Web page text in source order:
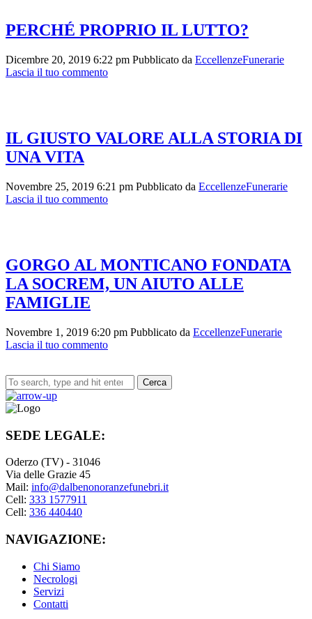
PERCHÉ PROPRIO IL LUTTO?
Dicembre 20, 2019 6:22 pm Pubblicato da EccellenzeFunerarie
Lascia il tuo commento
IL GIUSTO VALORE ALLA STORIA DI
UNA VITA
Novembre 25, 2019 6:21 pm Pubblicato da EccellenzeFunerarie
Lascia il tuo commento
GORGO AL MONTICANO FONDATA
LA SOCREM, UN AIUTO ALLE
FAMIGLIE
Novembre 1, 2019 6:20 pm Pubblicato da EccellenzeFunerarie
Lascia il tuo commento
Cerca
SEDE LEGALE:
Oderzo (TV) - 31046
Via delle Grazie 45
Mail: info@dalbenonoranzefunebri.it
Cell: 333 1577911
Cell: 336 440440
NAVIGAZIONE:
Chi Siamo
Necrologi
Servizi
Contatti